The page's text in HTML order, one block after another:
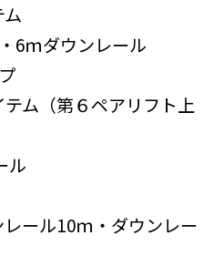
6ｍダウンレール
ム（第６ペアリフト上
ル
ール10ｍ・ダウンレー